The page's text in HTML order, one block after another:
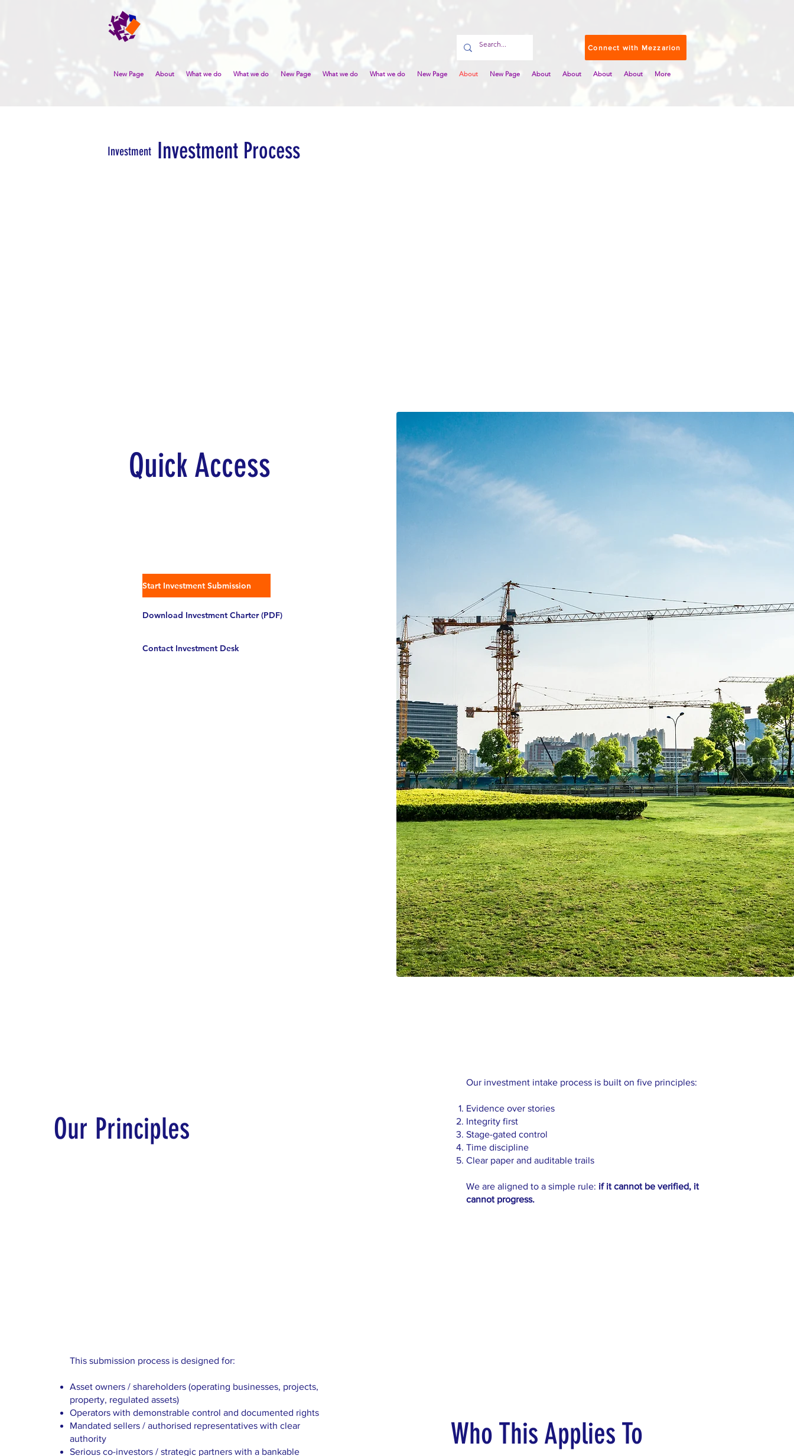
Connect with Mezzarion
New Page About What we do What we do New Page What we do What we do New Page About New Page About About About About More
Investment Investment Process
Quick Access
Start Investment Submission
Download Investment Charter (PDF)
Contact Investment Desk
Our Principles
Our investment intake process is built on five principles:
Evidence over stories
Integrity first
Stage-gated control
Time discipline
Clear paper and auditable trails
We are aligned to a simple rule: if it cannot be verified, it
cannot progress.
This submission process is designed for:
Asset owners / shareholders (operating businesses, projects,
property, regulated assets)
Operators with demonstrable control and documented rights
Mandated sellers / authorised representatives with clear
authority
Serious co-investors / strategic partners with a bankable
Who This Applies To